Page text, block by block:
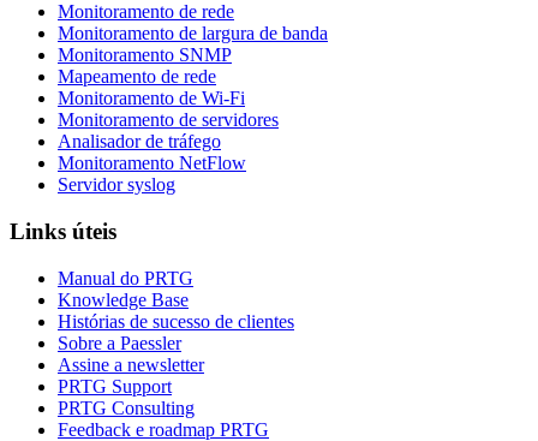
Monitoramento de rede
Monitoramento de largura de banda
Monitoramento SNMP
Mapeamento de rede
Monitoramento de Wi-Fi
Monitoramento de servidores
Analisador de tráfego
Monitoramento NetFlow
Servidor syslog
Links úteis
Manual do PRTG
Knowledge Base
Histórias de sucesso de clientes
Sobre a Paessler
Assine a newsletter
PRTG Support
PRTG Consulting
Feedback e roadmap PRTG